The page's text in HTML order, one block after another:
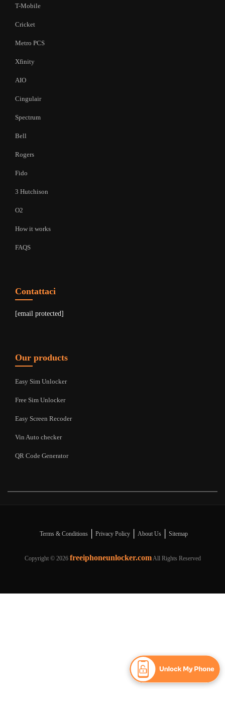
T-Mobile
Cricket
Metro PCS
Xfinity
AIO
Cingulair
Spectrum
Bell
Rogers
Fido
3 Hutchison
O2
How it works
FAQS
Contattaci
[email protected]
Our products
Easy Sim Unlocker
Free Sim Unlocker
Easy Screen Recoder
Vin Auto checker
QR Code Generator
Terms & Conditions Privacy Policy About Us Sitemap
Copyright © 2026 freeiphoneunlocker.comAll Rights Reserved